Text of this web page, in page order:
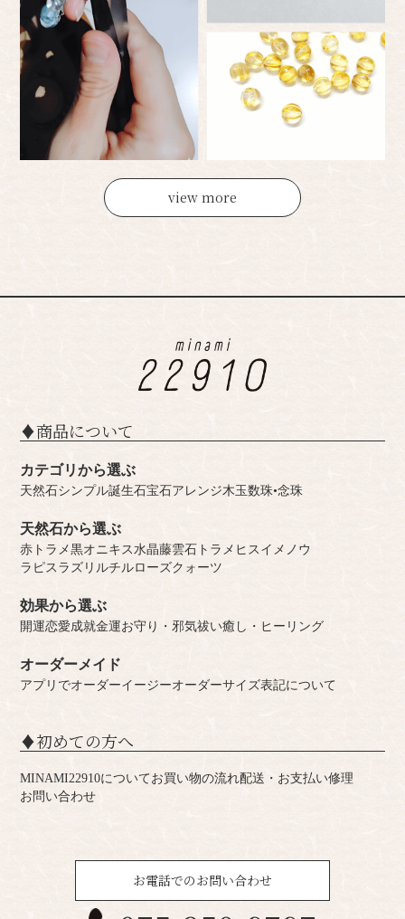
view more
♦︎商品について
カテゴリから選ぶ
天然石シンプル誕生石宝石アレンジ木玉数珠•念珠
天然石から選ぶ
赤トラメ黒オニキス水晶藤雲石 トラメ ヒスイ メノウ
ラピスラズリ ルチルローズクォーツ
効果から選ぶ
開運恋愛成就金運お守り・邪気祓い癒し・ヒーリング
オーダーメイド
アプリでオーダーイージーオーダーサイズ表記について
♦︎初めての方へ
MINAMI22910についてお買い物の流れ配送・お支払い修理
お問い合わせ
お電話でのお問い合わせ